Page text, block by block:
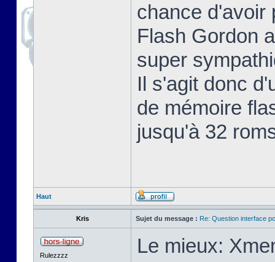
chance d'avoir
Flash Gordon
super
Il s'agit donc
de mémoire
jusqu'à 32
Haut
Kris Sujet du message : Re: Question interface
Rulezzzz
Le mieux: